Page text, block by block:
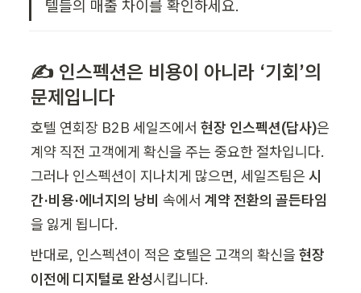
텔들의 매출 차이를 확인하세요.
✍️ 인스펙션은 비용이 아니라 ‘기회’의
문제입니다
호텔 연회장 B2B 세일즈에서 현장 인스펙션(답사)은
계약 직전 고객에게 확신을 주는 중요한 절차입니다.
그러나 인스펙션이 지나치게 많으면, 세일즈팀은 시
간·비용·에너지의 낭비 속에서 계약 전환의 골든타임
을 잃게 됩니다.
반대로, 인스펙션이 적은 호텔은 고객의 확신을 현장
이전에 디지털로 완성시킵니다.